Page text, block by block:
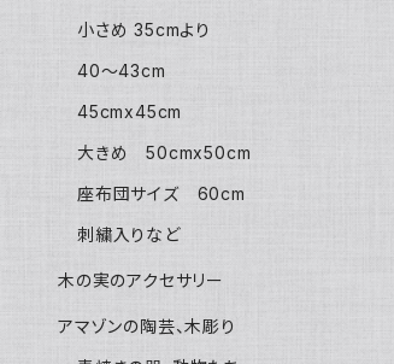
小さめ 35cmより
40〜43cm
45cmx45cm
大きめ 50cmx50cm
座布団サイズ 60cm
刺繍入りなど
木の実のアクセサリー
アマゾンの陶芸、木彫り